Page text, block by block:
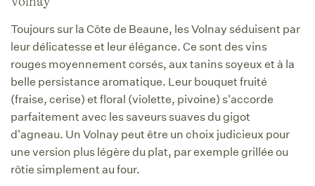
Toujours sur la Côte de Beaune, les Volnay séduisent par
leur délicatesse et leur élégance. Ce sont des vins
rouges moyennement corsés, aux tanins soyeux et à la
belle persistance aromatique. Leur bouquet fruité
(fraise, cerise) et floral (violette, pivoine) s'accorde
parfaitement avec les saveurs suaves du gigot
d'agneau. Un Volnay peut être un choix judicieux pour
une version plus légère du plat, par exemple grillée ou
rôtie simplement au four.